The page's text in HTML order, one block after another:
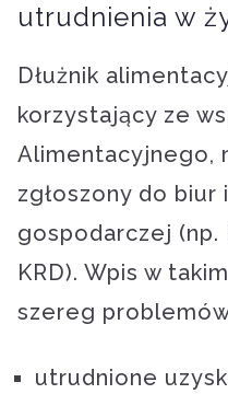
utrudnienia w
Dłużnik
korzystający ze
Alimentacyjnego,
zgłoszony do biur
gospodarczej (np.
KRD). Wpis w
szereg
utrudnione